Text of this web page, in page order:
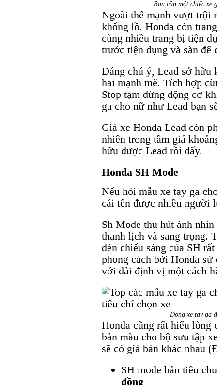
Bạn cần một chiếc xe
Ngoài thế mạnh vượt trội
khổng lồ. Honda còn
cùng nhiều trang bị tiện
trước tiện dụng và sàn để
Đáng chú ý, Lead sở hữu
hai mạnh mẽ. Tích hợp
Stop tạm dừng động cơ
ga cho nữ như Lead bạn
Giá xe Honda Lead còn
nhiên trong tầm giá
hữu được Lead rồi đấy.
Honda SH Mode
Nếu hỏi mẫu xe tay ga
cái tên được nhiều người
Sh Mode thu hút ánh
thanh lịch và sang trọng.
đèn chiếu sáng của SH
phong cách bởi Honda
với dải định vị một cách
Dòng xe tay ga
Honda cũng rất hiểu lòng
bản màu cho bộ sưu tập
sẽ có giá bán khác nhau
SH mode bản tiêu
đồng